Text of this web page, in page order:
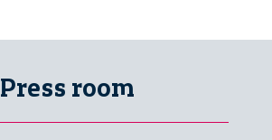
Press room